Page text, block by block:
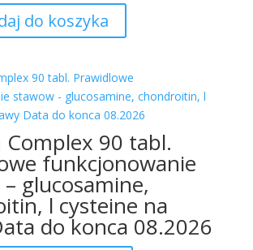
do koszyka
90 tabl.
funkcjonowanie
glucosamine,
l cysteine na
do konca 08.2026